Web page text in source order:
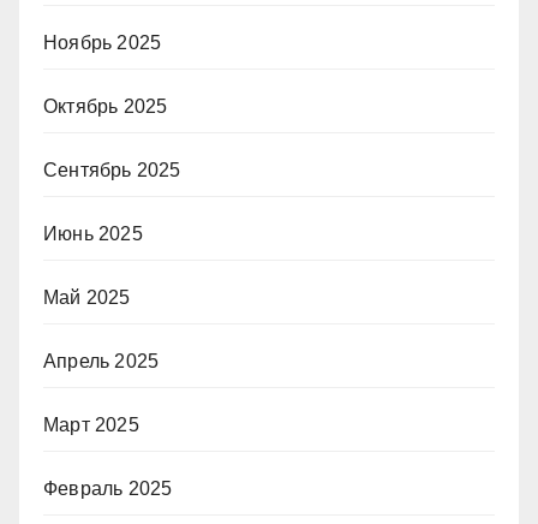
Ноябрь 2025
Октябрь 2025
Сентябрь 2025
Июнь 2025
Май 2025
Апрель 2025
Март 2025
Февраль 2025